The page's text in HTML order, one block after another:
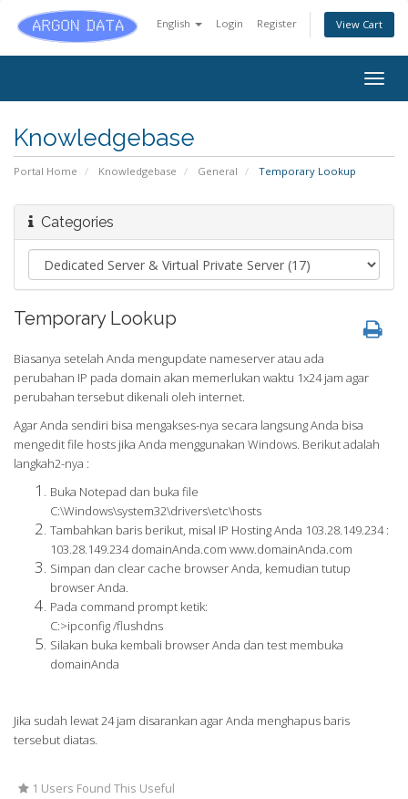
English Login Register View Cart
Knowledgebase
Portal Home Knowledgebase General Temporary Lookup
Categories
Temporary Lookup
Biasanya setelah Anda mengupdate nameserver atau ada
perubahan IP pada domain akan memerlukan waktu 1x24 jam agar
perubahan tersebut dikenali oleh internet.
Agar Anda sendiri bisa mengakses-nya secara langsung Anda bisa
mengedit file hosts jika Anda menggunakan Windows. Berikut adalah
langkah2-nya :
Buka Notepad dan buka file
C:\Windows\system32\drivers\etc\hosts
Tambahkan baris berikut, misal IP Hosting Anda 103.28.149.234 :
103.28.149.234 domainAnda.com www.domainAnda.com
Simpan dan clear cache browser Anda, kemudian tutup
browser Anda.
Pada command prompt ketik:
C:>ipconfig /flushdns
Silakan buka kembali browser Anda dan test membuka
domainAnda
Jika sudah lewat 24 jam disarankan agar Anda menghapus baris
tersebut diatas.
1 Users Found This Useful